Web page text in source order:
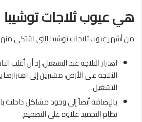
هي عيوب ثلاجات توشيبا
من أشهر عيوب ثلاجات توشيبا التي اشتكى
اهتزاز الثلاجة عند التشغيل، إذ أن أغلب
الثلاجة على الأرض، مشيرين إلى اهتزازها
التشغيل.
بالإضافة أيضاً إلى وجود مشاكل داخلية
نظام التجميد علاوة على التصميم.